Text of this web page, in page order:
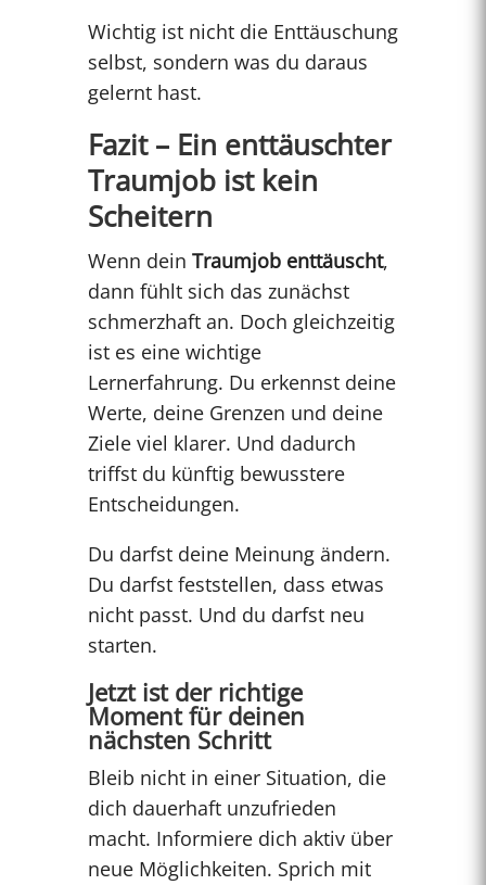
Wichtig ist nicht die Enttäuschung
selbst, sondern was du daraus
gelernt hast.
Fazit – Ein enttäuschter
Traumjob ist kein
Scheitern
Wenn dein Traumjob enttäuscht,
dann fühlt sich das zunächst
schmerzhaft an. Doch gleichzeitig
ist es eine wichtige
Lernerfahrung. Du erkennst deine
Werte, deine Grenzen und deine
Ziele viel klarer. Und dadurch
triffst du künftig bewusstere
Entscheidungen.
Du darfst deine Meinung ändern.
Du darfst feststellen, dass etwas
nicht passt. Und du darfst neu
starten.
Jetzt ist der richtige
Moment für deinen
nächsten Schritt
Bleib nicht in einer Situation, die
dich dauerhaft unzufrieden
macht. Informiere dich aktiv über
neue Möglichkeiten. Sprich mit